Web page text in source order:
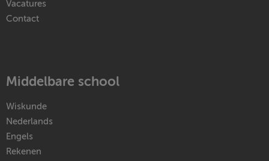
Vacatures
Contact
Middelbare school
Wiskunde
Nederlands
Engels
Rekenen